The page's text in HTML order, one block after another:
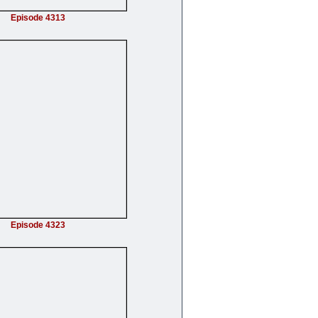
Episode 4313
Episode 4323